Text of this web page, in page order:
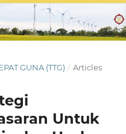
GUNA (TTG) / Articles
Untuk